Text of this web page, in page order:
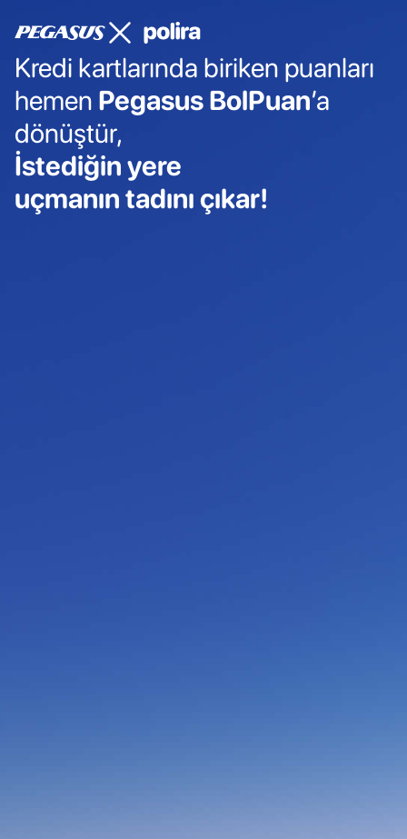
Kredi kartlarında biriken puanları
hemen Pegasus BolPuan’a
dönüştür,
İstediğin yere
uçmanın tadını çıkar!